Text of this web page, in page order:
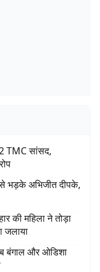
TMC सांसद,
से भड़के अभिजीत दीपके,
की महिला ने तोड़ा
जलाया
बंगाल और ओडिशा